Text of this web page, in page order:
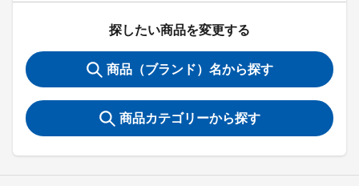
探したい商品を変更する
商品（ブランド）名から探す
商品カテゴリーから探す